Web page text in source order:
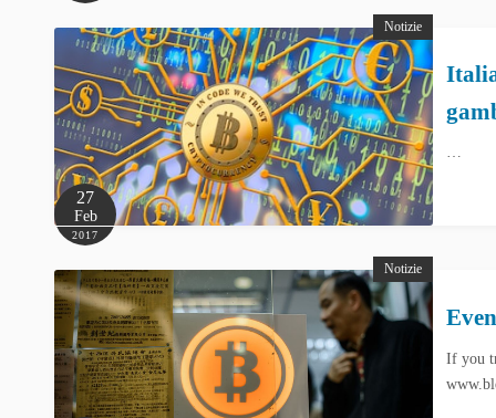
Notizie
27
Feb
2017
…
Notizie
If you